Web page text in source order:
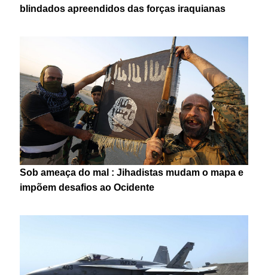
blindados apreendidos das forças iraquianas
Sob ameaça do mal : Jihadistas mudam o mapa e
impõem desafios ao Ocidente